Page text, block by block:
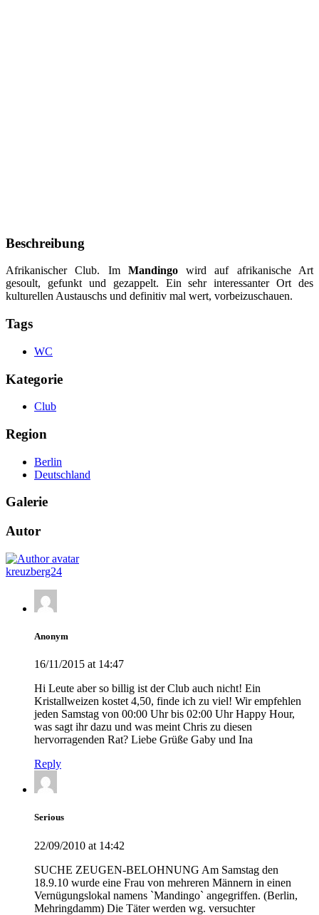
Beschreibung
Afrikanischer Club. Im Mandingowird auf afrikanische Art
gesoult, gefunkt und gezappelt. Ein sehr interessanter Ort des
kulturellen Austauschs und definitiv mal wert, vorbeizuschauen.
Tags
WC
Kategorie
Club
Region
Berlin
Deutschland
Galerie
Autor
kreuzberg24
Anonym
16/11/2015 at 14:47
Hi Leute aber so billig ist der Club auch nicht! Ein
Kristallweizen kostet 4,50, finde ich zu viel! Wir empfehlen
jeden Samstag von 00:00 Uhr bis 02:00 Uhr Happy Hour,
was sagt ihr dazu und was meint Chris zu diesen
hervorragenden Rat? Liebe Grüße Gaby und Ina
Reply
Serious
22/09/2010 at 14:42
SUCHE ZEUGEN-BELOHNUNG Am Samstag den
18.9.10 wurde eine Frau von mehreren Männern in einen
Vernügungslokal namens `Mandingo` angegriffen. (Berlin,
Mehringdamm) Die Täter werden wg. versuchter